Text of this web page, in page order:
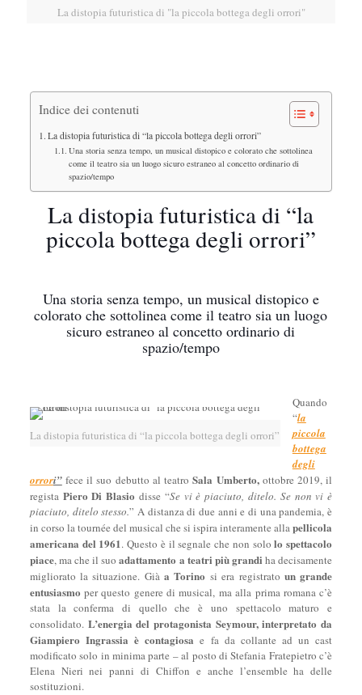
La distopia futuristica di "la piccola bottega degli orrori"
Indice dei contenuti
La distopia futuristica di “la piccola bottega degli orrori”
Una storia senza tempo, un musical distopico e colorato che sottolinea
come il teatro sia un luogo sicuro estraneo al concetto ordinario di
spazio/tempo
La distopia futuristica di “la
piccola bottega degli orrori”
Una storia senza tempo, un musical distopico e
colorato che sottolinea come il teatro sia un luogo
sicuro estraneo al concetto ordinario di
spazio/tempo
La distopia futuristica di “la piccola bottega degli orrori”
Quando
“la
piccola
bottega
degli
orrori”fece il suo debutto al teatroSala Umberto,ottobre 2019, il
regista Piero Di Blasio disse “Se vi è piaciuto, ditelo. Se non vi è
piaciuto, ditelo stesso.” A distanza di due anni e di una pandemia, è
in corso la tournée del musical che si ispira interamente allapellicola
americana del 1961. Questo è il segnale che non sololo spettacolo
piace, ma che il suoadattamento a teatri più grandi ha decisamente
migliorato la situazione. Giàa Torino si era registrato un grande
entusiasmo per questo genere di musical, ma alla prima romana c’è
stata la conferma di quello che è uno spettacolo maturo e
consolidato. L’energia del protagonista Seymour, interpretato da
Giampiero Ingrassia è contagiosa e fa da collante ad un cast
modificato solo in minima parte – al posto di Stefania Fratepietro c’è
Elena Nieri nei panni di Chiffon e anche l’ensemble ha delle
sostituzioni.